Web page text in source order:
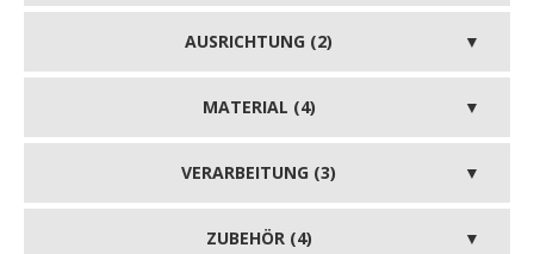
AUSRICHTUNG (2)
MATERIAL (4)
VERARBEITUNG (3)
ZUBEHÖR (4)